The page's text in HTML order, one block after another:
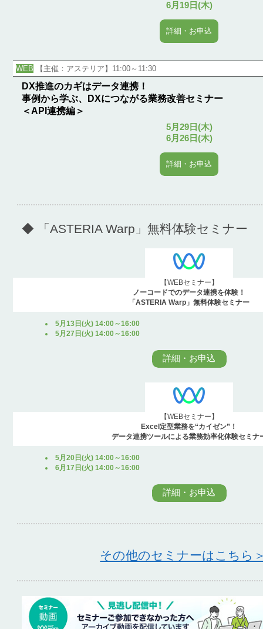
6月19日(木)
詳細・お申込
WEB 【主催：アステリア】11:00～11:30
DX推進のカギはデータ連携！
事例から学ぶ、DXにつながる業務改善セミナー
＜API連携編＞
5月29日(木)
6月26日(木)
詳細・お申込
◆ 「ASTERIA Warp」無料体験セミナー
【WEBセミナー】
ノーコードでのデータ連携を体験！
「ASTERIA Warp」無料体験セミナー
5月13日(火) 14:00～16:00
5月27日(火) 14:00～16:00
詳細・お申込
【WEBセミナー】
Excel定型業務を“カイゼン”！
データ連携ツールによる業務効率化体験セミナ
5月20日(火) 14:00～16:00
6月17日(火) 14:00～16:00
詳細・お申込
その他のセミナーはこちら